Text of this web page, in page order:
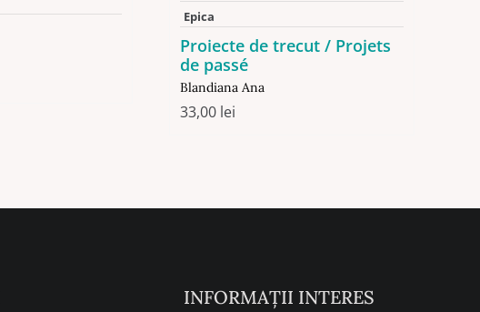
Epica
Proiecte de trecut / Projets
de passé
Blandiana Ana
33,00 lei
INFORMAȚII INTERES